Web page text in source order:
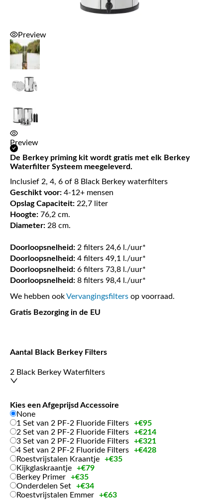
Inclusief 2, 4, 6 of 8 Black Berkey waterfilters
Geschikt voor: 4-12+ mensen
Opslag Capaciteit: 22,7 liter
Hoogte: 76,2 cm.
Diameter: 28 cm.
Doorloopsnelheid: 2 filters 24,6 l./uur*
Doorloopsnelheid: 4 filters 49,1 l./uur*
Doorloopsnelheid: 6 filters 73,8 l./uur*
Doorloopsnelheid: 8 filters 98,4 l./uur*
We hebben ookVervangingsfilters op voorraad.
Gratis Bezorging in de EU
Preview
Preview
Preview
Preview
De Berkey priming kit wordt gratis met elk Berkey
Waterfilter Systeem meegeleverd.
Aantal Black Berkey Filters
2 Black Berkey Waterfilters
Kies een Afgeprijsd Accessoire
None
1 Set van 2 PF-2 Fluoride Filters
+€95
2 Set van 2 PF-2 Fluoride Filters
+€214
3 Set van 2 PF-2 Fluoride Filters
+€321
4 Set van 2 PF-2 Fluoride Filters
+€428
Roestvrijstalen Kraantje
+€35
Kijkglaskraantje
+€79
Berkey Primer
+€35
Onderdelen Set
+€34
Roestvrijstalen Emmer
+€63